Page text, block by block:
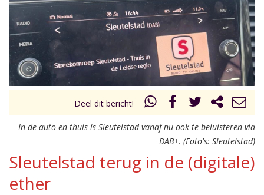
Vorig uur
uur 1 van 0 Volgend uur
Deel dit bericht!
In de auto en thuis is Sleutelstad vanaf nu ook te beluisteren via
DAB+. (Foto's: Sleutelstad)
Sleutelstad terug in de (digitale)
ether